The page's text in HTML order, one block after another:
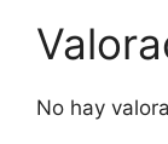
No hay